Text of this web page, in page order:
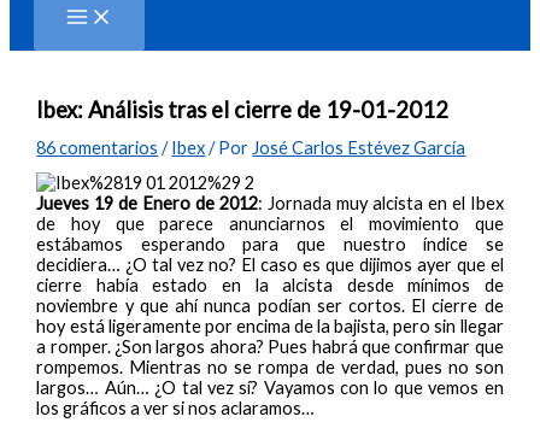
Ibex: Análisis tras el cierre de 19-01-2012
86 comentarios /Ibex/ Por José Carlos Estévez García
Jueves 19 de Enero de 2012: Jornada muy alcista en el Ibex
de hoy que parece anunciarnos el movimiento que
estábamos esperando para que nuestro índice se
decidiera… ¿O tal vez no? El caso es que dijimos ayer que el
cierre había estado en la alcista desde mínimos de
noviembre y que ahí nunca podían ser cortos. El cierre de
hoy está ligeramente por encima de la bajista, pero sin llegar
a romper. ¿Son largos ahora? Pues habrá que confirmar que
rompemos. Mientras no se rompa de verdad, pues no son
largos… Aún… ¿O tal vez sí? Vayamos con lo que vemos en
los gráficos a ver si nos aclaramos…